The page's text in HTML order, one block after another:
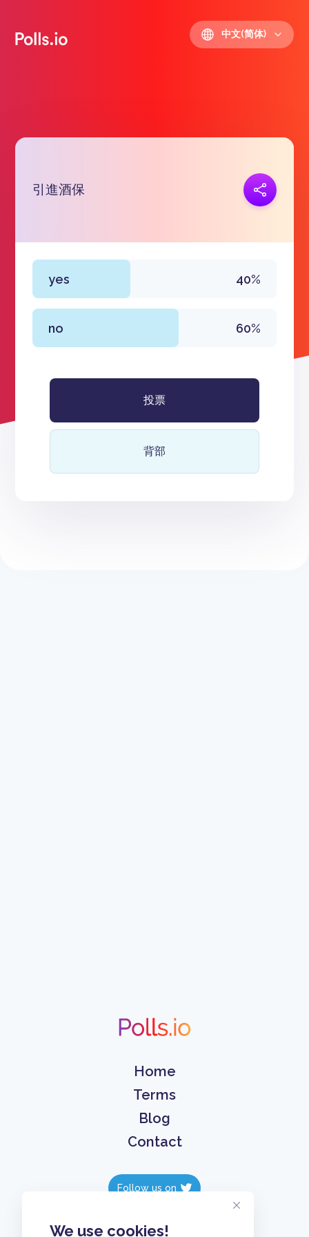
We use cookies!
中文(简体)
引進酒保
yes 40%
no 60%
投票
背部
Home
Terms
Blog
Contact
Follow us on